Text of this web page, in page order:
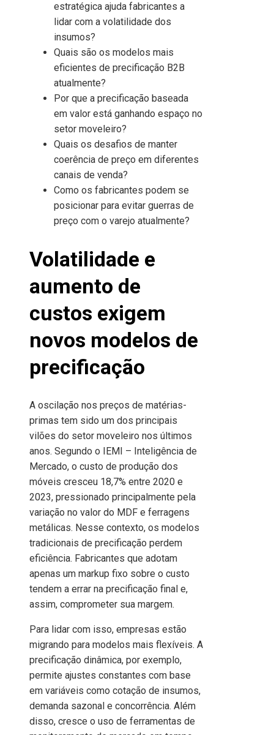
estratégica ajuda fabricantes a
lidar com a volatilidade dos
insumos?
Quais são os modelos mais
eficientes de precificação B2B
atualmente?
Por que a precificação baseada
em valor está ganhando espaço no
setor moveleiro?
Quais os desafios de manter
coerência de preço em diferentes
canais de venda?
Como os fabricantes podem se
posicionar para evitar guerras de
preço com o varejo atualmente?
Volatilidade e
aumento de
custos exigem
novos modelos de
precificação
A oscilação nos preços de matérias-
primas tem sido um dos principais
vilões do setor moveleiro nos últimos
anos. Segundo o IEMI – Inteligência de
Mercado, o custo de produção dos
móveis cresceu 18,7% entre 2020 e
2023, pressionado principalmente pela
variação no valor do MDF e ferragens
metálicas. Nesse contexto, os modelos
tradicionais de precificação perdem
eficiência. Fabricantes que adotam
apenas um markup fixo sobre o custo
tendem a errar na precificação final e,
assim, comprometer sua margem.
Para lidar com isso, empresas estão
migrando para modelos mais flexíveis. A
precificação dinâmica, por exemplo,
permite ajustes constantes com base
em variáveis como cotação de insumos,
demanda sazonal e concorrência. Além
disso, cresce o uso de ferramentas de